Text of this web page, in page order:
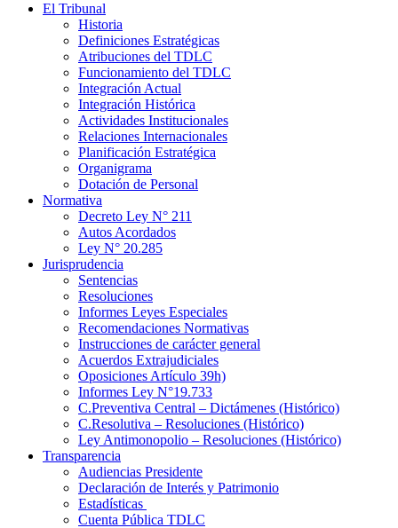
El Tribunal
Historia
Definiciones Estratégicas
Atribuciones del TDLC
Funcionamiento del TDLC
Integración Actual
Integración Histórica
Actividades Institucionales
Relaciones Internacionales
Planificación Estratégica
Organigrama
Dotación de Personal
Normativa
Decreto Ley N° 211
Autos Acordados
Ley N° 20.285
Jurisprudencia
Sentencias
Resoluciones
Informes Leyes Especiales
Recomendaciones Normativas
Instrucciones de carácter general
Acuerdos Extrajudiciales
Oposiciones Artículo 39h)
Informes Ley N°19.733
C.Preventiva Central – Dictámenes (Histórico)
C.Resolutiva – Resoluciones (Histórico)
Ley Antimonopolio – Resoluciones (Histórico)
Transparencia
Audiencias Presidente
Declaración de Interés y Patrimonio
Estadísticas
Cuenta Pública TDLC